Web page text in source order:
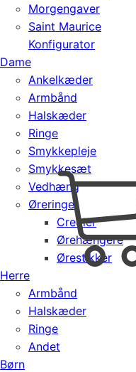
Morgengaver
Saint Maurice
Konfigurator
Dame
Ankelkæder
Armbånd
Halskæder
Ringe
Smykkepleje
Smykkesæt
Vedhæng
Øreringe
Creoler
Ørehængere
Ørestikker
Herre
Armbånd
Halskæder
Ringe
Andet
Børn
Products